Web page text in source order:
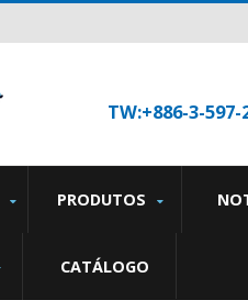
TW:+886-3-597-
PRODUTOS
CATÁLOGO